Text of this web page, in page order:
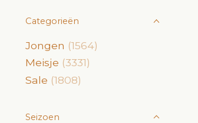
Categorieën
Jongen (1564)
Meisje (3331)
Sale (1808)
Seizoen